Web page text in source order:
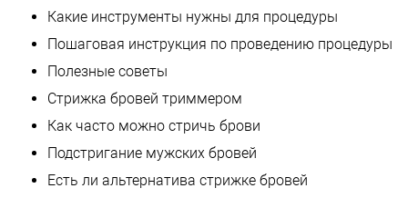
Какие инструменты нужны для процедуры
Пошаговая инструкция по проведению процедуры
Полезные советы
Стрижка бровей триммером
Как часто можно стричь брови
Подстригание мужских бровей
Есть ли альтернатива стрижке бровей